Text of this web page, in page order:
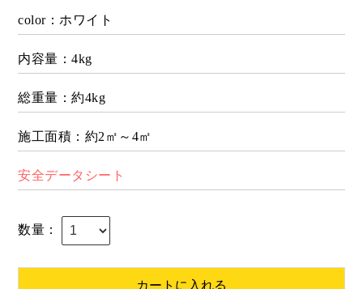
color：ホワイト
内容量：4kg
総重量：約4kg
施工面積：約2㎡～4㎡
安全データシート
数量：